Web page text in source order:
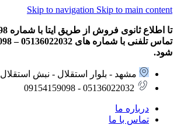
Skip to navigation Skip to main content
شود.
مشهد - بلوار استقلال - نبش استقلال 7 - پلاک 37
05136022032 - 09154159098
درباره ما
تماس با ما